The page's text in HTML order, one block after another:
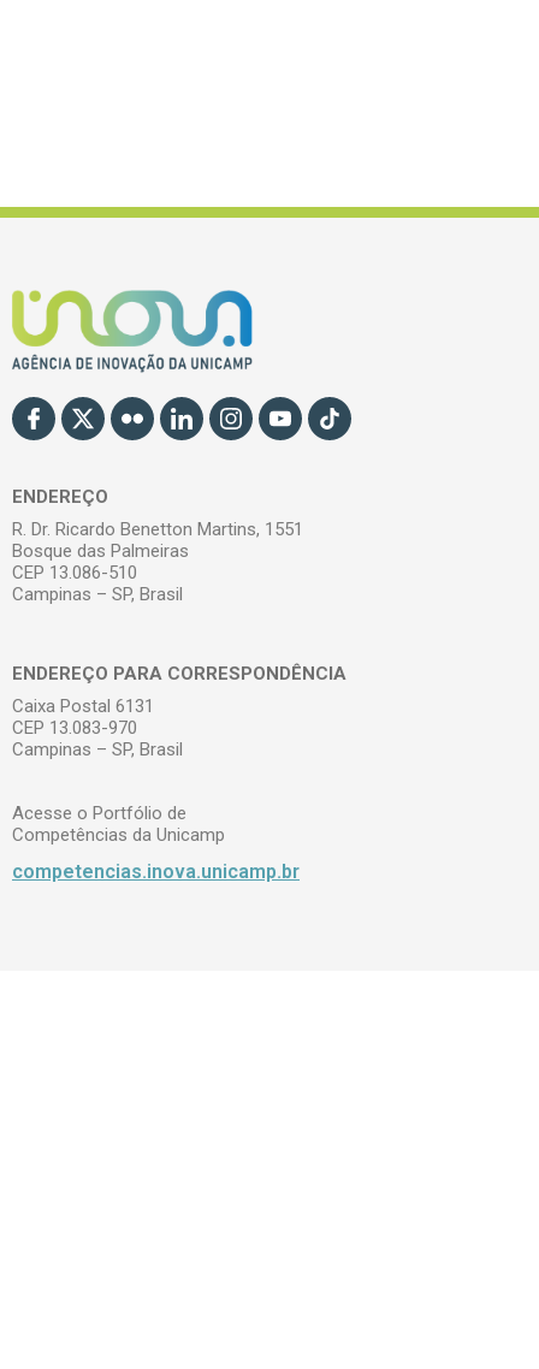
ENDEREÇO
R. Dr. Ricardo Benetton Martins, 1551
Bosque das Palmeiras
CEP 13.086-510
Campinas – SP, Brasil
ENDEREÇO PARA CORRESPONDÊNCIA
Caixa Postal 6131
CEP 13.083-970
Campinas – SP, Brasil
Acesse o Portfólio de
Competências da Unicamp
competencias.inova.unicamp.br